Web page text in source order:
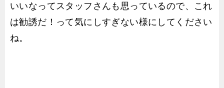
いいなってスタッフさんも思っているので、これ
は勧誘だ！って気にしすぎない様にしてください
ね。